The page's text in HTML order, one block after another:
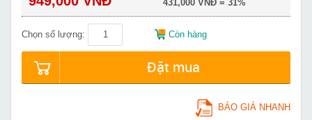
431,000 VNĐ = 31%
Chọn số lượng: Còn hàng
Đặt mua
BÁO GIÁ NHANH